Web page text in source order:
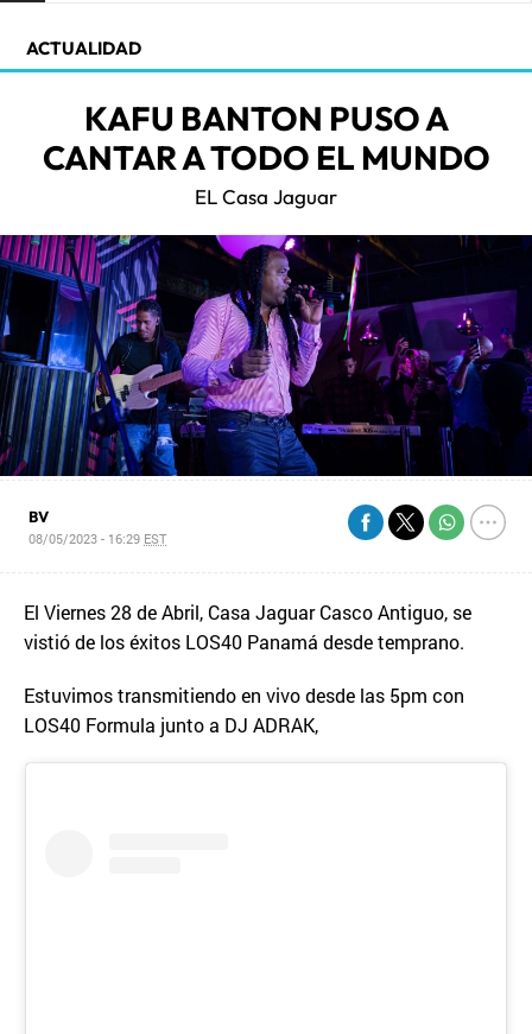
ACTUALIDAD
KAFU BANTON PUSO A
CANTAR A TODO EL MUNDO
EL Casa Jaguar
BV
08/05/2023 - 16:29 EST
El Viernes 28 de Abril, Casa Jaguar Casco Antiguo, se
vistió de los éxitos LOS40 Panamá desde temprano.
Estuvimos transmitiendo en vivo desde las 5pm con
LOS40 Formula junto a DJ ADRAK,